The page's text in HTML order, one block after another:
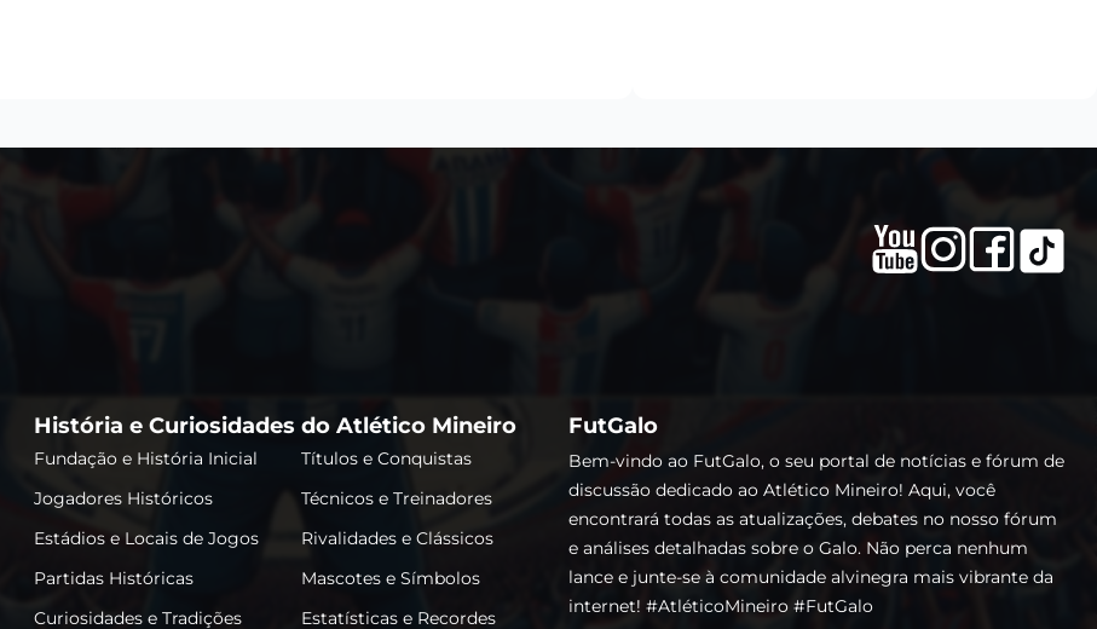
História e Curiosidades do Atlético Mineiro
Fundação e História Inicial
Títulos e Conquistas
Jogadores Históricos
Técnicos e Treinadores
Estádios e Locais de Jogos
Rivalidades e Clássicos
Partidas Históricas
Mascotes e Símbolos
Curiosidades e Tradições
Estatísticas e Recordes
FutGalo
Bem-vindo ao FutGalo, o seu portal de notícias e fórum de
discussão dedicado ao Atlético Mineiro! Aqui, você
encontrará todas as atualizações, debates no nosso fórum
e análises detalhadas sobre o Galo. Não perca nenhum
lance e junte-se à comunidade alvinegra mais vibrante da
internet! #AtléticoMineiro #FutGalo